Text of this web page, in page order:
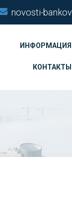
novosti-
ИНФОРМАЦИЯ
КОНТАКТЫ